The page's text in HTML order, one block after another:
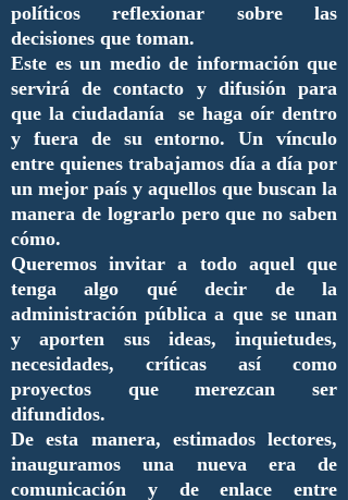
políticos reflexionar sobre las
decisiones que toman.
Este es un medio de información que
servirá de contacto y difusión para
que la ciudadanía se haga oír dentro
y fuera de su entorno. Un vínculo
entre quienes trabajamos día a día por
un mejor país y aquellos que buscan la
manera de lograrlo pero que no saben
cómo.
Queremos invitar a todo aquel que
tenga algo qué decir de la
administración pública a que se unan
y aporten sus ideas, inquietudes,
necesidades, críticas así como
proyectos que merezcan ser
difundidos.
De esta manera, estimados lectores,
inauguramos una nueva era de
comunicación y de enlace entre